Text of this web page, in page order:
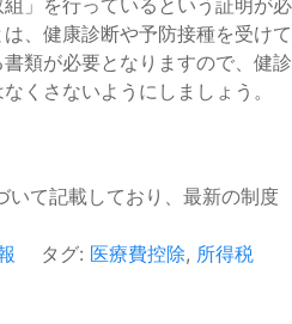
、健康診断や予防接種を受けて
類が必要となりますので、健診
くさないようにしましょう。
いて記載しており、最新の制度
タグ: 医療費控除, 所得税